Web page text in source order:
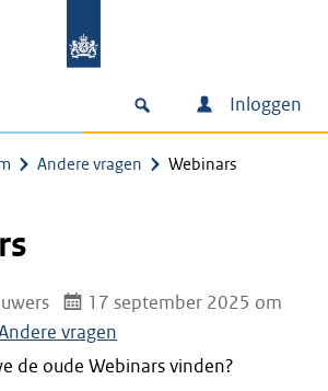
Inloggen
Andere vragen Webinars
17 september 2025 om
vragen
de oude Webinars vinden?